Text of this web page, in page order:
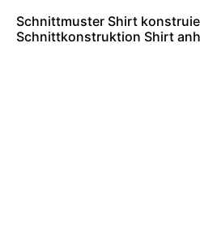
Schnittmuster Shirt
Schnittkonstruktion Shirt